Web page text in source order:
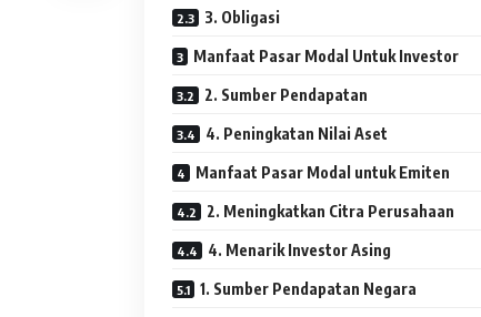
3. Obligasi
Manfaat Pasar Modal Untuk Investor
2. Sumber Pendapatan
4. Peningkatan Nilai Aset
Manfaat Pasar Modal untuk Emiten
2. Meningkatkan Citra Perusahaan
4. Menarik Investor Asing
1. Sumber Pendapatan Negara